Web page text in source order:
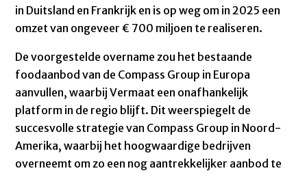
in Duitsland en Frankrijk en is op weg om in 2025 een
omzet van ongeveer € 700 miljoen te realiseren.
De voorgestelde overname zou het bestaande
foodaanbodvan de Compass Group in Europa
aanvullen, waarbij Vermaat een onafhankelijk
platform in de regio blijft. Dit weerspiegelt de
succesvolle strategie van Compass Group in Noord-
Amerika, waarbij het hoogwaardige bedrijven
overneemt om zo een nog aantrekkelijker aanbod te